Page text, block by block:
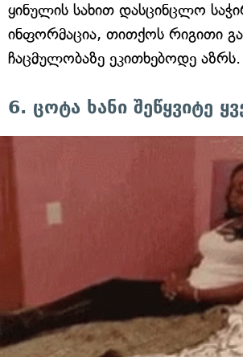
ყინულის სახით დასცინცლო
ინფორმაცია, თითქოს რიგითი
ჩაცმულობაზე ეკითხებოდე აზრს.
6. ცოტა ხანი შეწყვიტე